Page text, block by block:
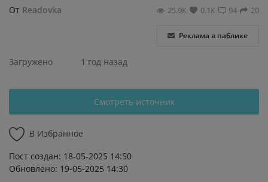
От Readovka 20
94
0.1К
25.9К
Реклама в паблике
Загружено 1 год назад
Смотреть источник
В Избранное
Пост создан: 18-05-2025 14:50
Обновлено: 19-05-2025 14:30